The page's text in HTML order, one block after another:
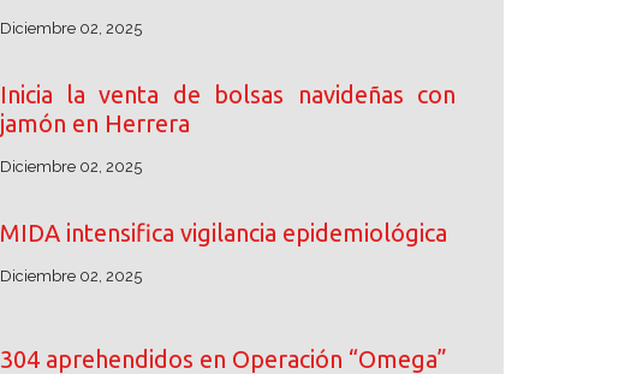
Diciembre 02, 2025
Inicia la venta de bolsas navideñas con
jamón en Herrera
Diciembre 02, 2025
MIDA intensifica vigilancia epidemiológica
Diciembre 02, 2025
304 aprehendidos en Operación “Omega”